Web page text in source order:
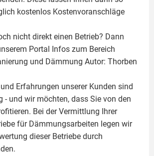
kostenlos Kostenvoranschläge
nicht direkt einen Betrieb? Dann
Portal Infos zum Bereich
und Dämmung Autor: Thorben
Erfahrungen unserer Kunden sind
- und wir möchten, dass Sie von den
Bei der Vermittlung Ihrer
für Dämmungsarbeiten legen wir
dieser Betriebe durch